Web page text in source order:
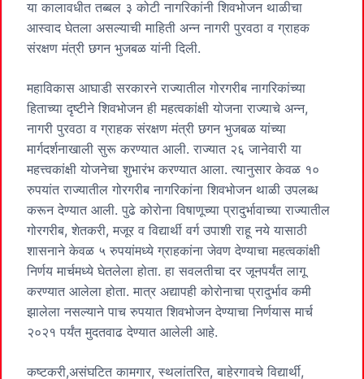
या कालावधीत तब्बल ३ कोटी नागरिकांनी शिवभोजन थाळीचा
आस्वाद घेतला असल्याची माहिती अन्न नागरी पुरवठा व ग्राहक
संरक्षण मंत्री छगन भुजबळ यांनी दिली.
महाविकास आघाडी सरकारने राज्यातील गोरगरीब नागरिकांच्या
हिताच्या दृष्टीने शिवभोजन ही महत्वकांक्षी योजना राज्याचे अन्न,
नागरी पुरवठा व ग्राहक संरक्षण मंत्री छगन भुजबळ यांच्या
मार्गदर्शनाखाली सुरू करण्यात आली. राज्यात २६ जानेवारी या
महत्त्वकांक्षी योजनेचा शुभारंभ करण्यात आला. त्यानुसार केवळ १०
रुपयांत राज्यातील गोरगरीब नागरिकांना शिवभोजन थाळी उपलब्ध
करून देण्यात आली. पुढे कोरोना विषाणूच्या प्रादुर्भावाच्या राज्यातील
गोरगरीब, शेतकरी, मजूर व विद्यार्थी वर्ग उपाशी राहू नये यासाठी
शासनाने केवळ ५ रुपयांमध्ये ग्राहकांना जेवण देण्याचा महत्वकांक्षी
निर्णय मार्चमध्ये घेतलेला होता. हा सवलतीचा दर जूनपर्यंत लागू
करण्यात आलेला होता. मात्र अद्यापही कोरोनाचा प्रादुर्भाव कमी
झालेला नसल्याने पाच रुपयात शिवभोजन देण्याचा निर्णयास मार्च
२०२१ पर्यंत मुदतवाढ देण्यात आलेली आहे.
कष्टकरी,असंघटित कामगार, स्थलांतरित, बाहेरगावचे विद्यार्थी,